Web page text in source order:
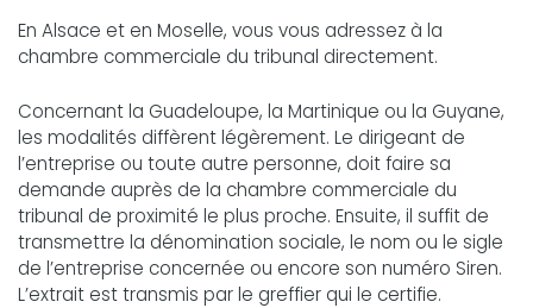
En Alsace et en Moselle, vous vous adressez à la
chambre commerciale du tribunal directement.
Concernant la Guadeloupe, la Martinique ou la Guyane,
les modalités diffèrent légèrement. Le dirigeant de
l’entreprise ou toute autre personne, doit faire sa
demande auprès de la chambre commerciale du
tribunal de proximité le plus proche. Ensuite, il suffit de
transmettre la dénomination sociale, le nom ou le sigle
de l’entreprise concernée ou encore son numéro Siren.
L’extrait est transmis par le greffier qui le certifie.